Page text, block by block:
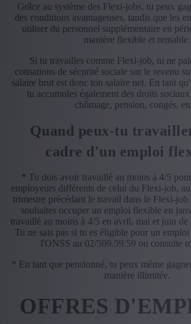
Grâce au système des Flexi-jobs, tu peux
des conditions avantageuses, tandis que les
utiliser du personnel supplémentaire en
manière flexible et rentable.
Si tu travailles comme Flexi-job, tu ne
cotisations de sécurité sociale sur le revenu
salaire brut est donc ton salaire net. En tant
tu accumules également des droits
chômage, pension, congés,
Quand peux-tu
cadre d'un emploi
* Tu dois avoir travaillé au moins à 4/5
employeurs différents de celui du Flexi-job,
trimestre précédant le travail dans le Flexi-
souhaites occuper un emploi flexible en
travaillé au moins à 4/5 en avril, mai et juin de
Tu ne sais pas si tu es éligible pour un
l'ONSS au 02/509.59.59 ou consulte
* En tant que pensionné, tu peux même
manière illimitée.
OFFRES